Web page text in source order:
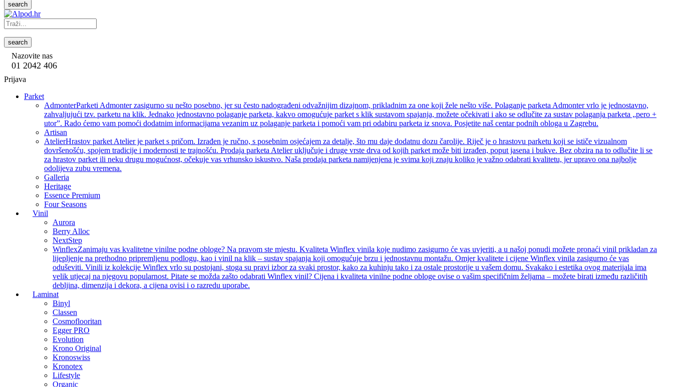
search
search
Nazovite nas
01 2042 406
Prijava
Parket
AdmonterParketi Admonter zasigurno su nešto posebno, jer su često nadograđeni odvažnijim dizajnom, prikladnim za one koji žele nešto više. Polaganje parketa Admonter vrlo je jednostavno,
zahvaljujući tzv. parketu na klik. Jednako jednostavno polaganje parketa, kakvo omogućuje parket s klik sustavom spajanja, možete očekivati i ako se odlučite za sustav polaganja parketa „pero +
utor”. Rado ćemo vam pomoći dodatnim informacijama vezanim uz polaganje parketa i pomoći vam pri odabiru parketa iz snova. Posjetite naš centar podnih obloga u Zagrebu.
Artisan
AtelierHrastov parket Atelier je parket s pričom. Izrađen je ručno, s posebnim osjećajem za detalje, što mu daje dodatnu dozu čarolije. Riječ je o hrastovu parketu koji se ističe vizualnom
dovršenošću, spojem tradicije i modernosti te trajnošću. Prodaja parketa Atelier uključuje i druge vrste drva od kojih parket može biti izrađen, poput jasena i bukve. Bez obzira na to odlučite li se
za hrastov parket ili neku drugu mogućnost, očekuje vas vrhunsko iskustvo. Naša prodaja parketa namijenjena je svima koji znaju koliko je važno odabrati kvalitetu, jer upravo ona najbolje
odolijeva zubu vremena.
Galleria
Heritage
Essence Premium
Four Seasons
Vinil
Aurora
Berry Alloc
NextStep
WinflexZanimaju vas kvalitetne vinilne podne obloge? Na pravom ste mjestu. Kvaliteta Winflex vinila koje nudimo zasigurno će vas uvjeriti, a u našoj ponudi možete pronaći vinil prikladan za
lijepljenje na prethodno pripremljenu podlogu, kao i vinil na klik – sustav spajanja koji omogućuje brzu i jednostavnu montažu. Omjer kvalitete i cijene Winflex vinila zasigurno će vas
oduševiti. Vinili iz kolekcije Winflex vrlo su postojani, stoga su pravi izbor za svaki prostor, kako za kuhinju tako i za ostale prostorije u vašem domu. Svakako i estetika ovog materijala ima
velik utjecaj na njegovu popularnost. Pitate se možda zašto odabrati Winflex vinil? Cijena i kvaliteta vinilne podne obloge ovise o vašim specifičnim željama – možete birati između različitih
debljina, dimenzija i dekora, a cijena ovisi i o razredu uporabe.
Laminat
Binyl
Classen
Cosmoflooritan
Egger PRO
Evolution
Krono Original
Kronoswiss
Kronotex
Lifestyle
Organic